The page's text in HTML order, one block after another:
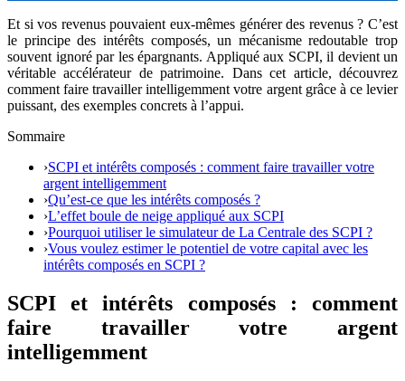
Et si vos revenus pouvaient eux-mêmes générer des revenus ? C’est
le principe des intérêts composés, un mécanisme redoutable trop
souvent ignoré par les épargnants. Appliqué aux SCPI, il devient un
véritable accélérateur de patrimoine. Dans cet article, découvrez
comment faire travailler intelligemment votre argent grâce à ce levier
puissant, des exemples concrets à l’appui.
Sommaire
›SCPI et intérêts composés : comment faire travailler votre
argent intelligemment
›Qu’est-ce que les intérêts composés ?
›L’effet boule de neige appliqué aux SCPI
›Pourquoi utiliser le simulateur de La Centrale des SCPI ?
›Vous voulez estimer le potentiel de votre capital avec les
intérêts composés en SCPI ?
SCPI et intérêts composés : comment
faire travailler votre argent
intelligemment